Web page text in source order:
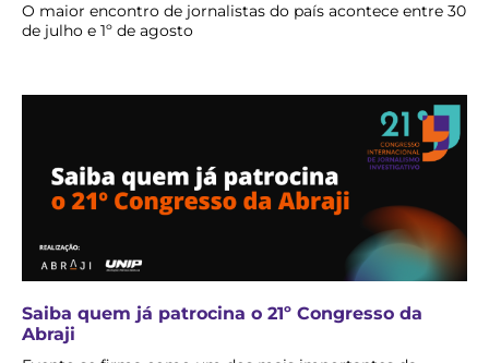
O maior encontro de jornalistas do país acontece entre 30
de julho e 1º de agosto
Saiba quem já patrocina o 21º Congresso da
Abraji